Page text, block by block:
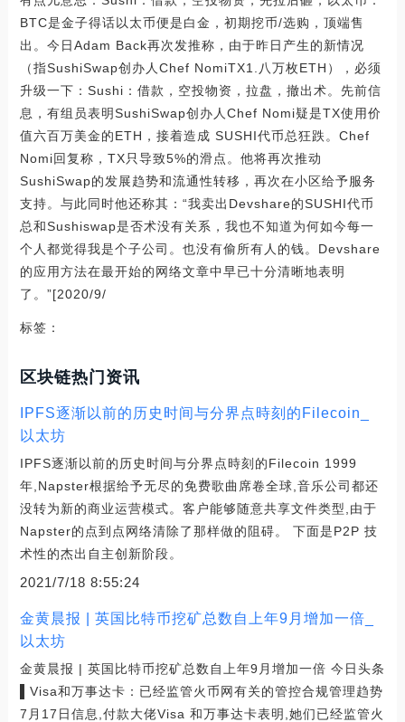
BTC是金子得话以太币便是白金，初期挖币/选购，顶端售
出。今日Adam Back再次发推称，由于昨日产生的新情况
（指SushiSwap创办人Chef NomiTX1.八万枚ETH），必须
升级一下：Sushi：借款，空投物资，拉盘，撤出术。先前信
息，有组员表明SushiSwap创办人Chef Nomi疑是TX使用价
值六百万美金的ETH，接着造成 SUSHI代币总狂跌。Chef
Nomi回复称，TX只导致5%的滑点。他将再次推动
SushiSwap的发展趋势和流通性转移，再次在小区给予服务
支持。与此同时他还称其：“我卖出Devshare的SUSHI代币
总和Sushiswap是否术没有关系，我也不知道为何如今每一
个人都觉得我是个子公司。也没有偷所有人的钱。Devshare
的应用方法在最开始的网络文章中早已十分清晰地表明
了。”[2020/9/
标签：
区块链热门资讯
IPFS逐渐以前的历史时间与分界点時刻的Filecoin_
以太坊
IPFS逐渐以前的历史时间与分界点時刻的Filecoin 1999
年,Napster根据给予无尽的免费歌曲席卷全球,音乐公司都还
没转为新的商业运营模式。客户能够随意共享文件类型,由于
Napster的点到点网络清除了那样做的阻碍。 下面是P2P 技
术性的杰出自主创新阶段。
2021/7/18 8:55:24
金黄晨报 | 英国比特币挖矿总数自上年9月增加一倍_
以太坊
金黄晨报 | 英国比特币挖矿总数自上年9月增加一倍 今日头条
▌Visa和万事达卡：已经监管火币网有关的管控合规管理趋势
7月17日信息,付款大佬Visa 和万事达卡表明,她们已经监管火